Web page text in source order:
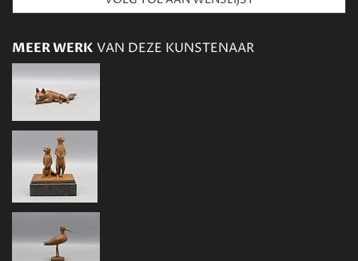
MEER WERK VAN DEZE KUNSTENAAR